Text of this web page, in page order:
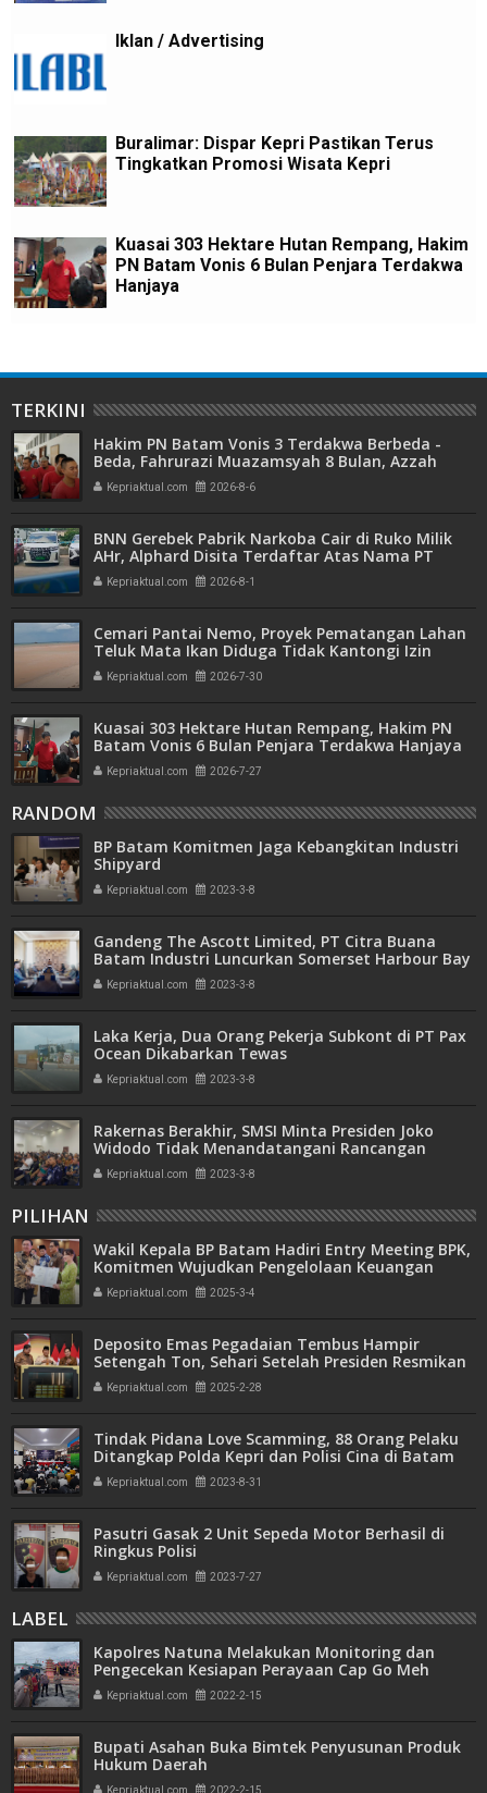
Iklan / Advertising
Buralimar: Dispar Kepri Pastikan Terus
Tingkatkan Promosi Wisata Kepri
Kuasai 303 Hektare Hutan Rempang, Hakim
PN Batam Vonis 6 Bulan Penjara Terdakwa
Hanjaya
TERKINI
Hakim PN Batam Vonis 3 Terdakwa Berbeda -
Beda, Fahrurazi Muazamsyah 8 Bulan, Azzah
Azzurah dan Risma Divonis 2 Tahun 6 Bulan
Kepriaktual.com 2026-8-6
BNN Gerebek Pabrik Narkoba Cair di Ruko Milik
AHr, Alphard Disita Terdaftar Atas Nama PT
Mitra Usaha Properti
Kepriaktual.com 2026-8-1
Cemari Pantai Nemo, Proyek Pematangan Lahan
Teluk Mata Ikan Diduga Tidak Kantongi Izin
Amdal
Kepriaktual.com 2026-7-30
Kuasai 303 Hektare Hutan Rempang, Hakim PN
Batam Vonis 6 Bulan Penjara Terdakwa Hanjaya
Kepriaktual.com 2026-7-27
RANDOM
BP Batam Komitmen Jaga Kebangkitan Industri
Shipyard
Kepriaktual.com 2023-3-8
Gandeng The Ascott Limited, PT Citra Buana
Batam Industri Luncurkan Somerset Harbour Bay
Kepriaktual.com 2023-3-8
Laka Kerja, Dua Orang Pekerja Subkont di PT Pax
Ocean Dikabarkan Tewas
Kepriaktual.com 2023-3-8
Rakernas Berakhir, SMSI Minta Presiden Joko
Widodo Tidak Menandatangani Rancangan
Perpres Publisher Right
Kepriaktual.com 2023-3-8
PILIHAN
Wakil Kepala BP Batam Hadiri Entry Meeting BPK,
Komitmen Wujudkan Pengelolaan Keuangan
Transparan dan Akuntabel
Kepriaktual.com 2025-3-4
Deposito Emas Pegadaian Tembus Hampir
Setengah Ton, Sehari Setelah Presiden Resmikan
Bank Emas
Kepriaktual.com 2025-2-28
Tindak Pidana Love Scamming, 88 Orang Pelaku
Ditangkap Polda Kepri dan Polisi Cina di Batam
Kepriaktual.com 2023-8-31
Pasutri Gasak 2 Unit Sepeda Motor Berhasil di
Ringkus Polisi
Kepriaktual.com 2023-7-27
LABEL
Kapolres Natuna Melakukan Monitoring dan
Pengecekan Kesiapan Perayaan Cap Go Meh
Tahun 2022 di Kota Tua Penagi
Kepriaktual.com 2022-2-15
Bupati Asahan Buka Bimtek Penyusunan Produk
Hukum Daerah